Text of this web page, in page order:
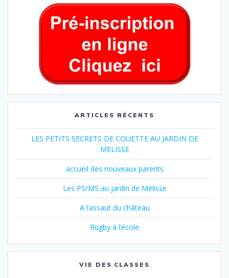
ARTICLES RÉCENTS
LES PETITS SECRETS DE COUETTE AU JARDIN DE
MELISSE
accueil des nouveaux parents
Les PS/MS au jardin de Mélisse
A l’assaut du château
Rugby à l’école
VIE DES CLASSES